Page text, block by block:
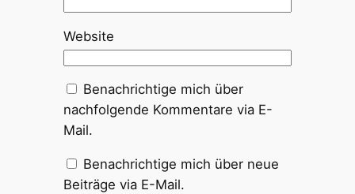
Website
Benachrichtige mich über
nachfolgende Kommentare via E-
Mail.
Benachrichtige mich über neue
Beiträge via E-Mail.